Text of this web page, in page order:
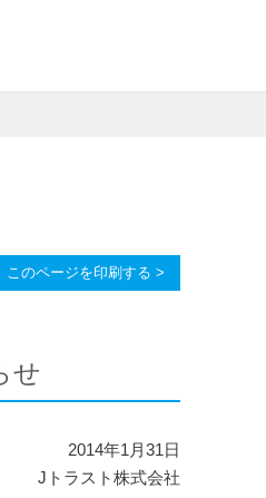
このページを印刷する >
せ
2014年1月31日
Jトラスト株式会社